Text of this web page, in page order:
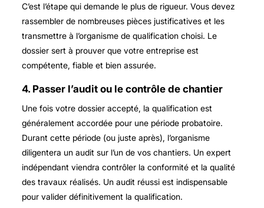
C’est l’étape qui demande le plus de rigueur. Vous devez
rassembler de nombreuses pièces justificatives et les
transmettre à l’organisme de qualification choisi. Le
dossier sert à prouver que votre entreprise est
compétente, fiable et bien assurée.
4. Passer l’audit ou le contrôle de chantier
Une fois votre dossier accepté, la qualification est
généralement accordée pour une période probatoire.
Durant cette période (ou juste après), l’organisme
diligentera un audit sur l’un de vos chantiers. Un expert
indépendant viendra contrôler la conformité et la qualité
des travaux réalisés. Un audit réussi est indispensable
pour valider définitivement la qualification.